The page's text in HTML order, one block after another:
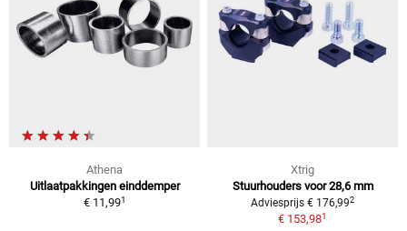
Athena
Uitlaatpakkingen einddemper
€ 11,991
Xtrig
Stuurhouders voor 28,6 mm
Adviesprijs € 176,992
€ 153,981